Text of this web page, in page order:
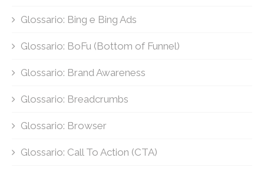
Glossario: Bing e Bing Ads
Glossario: BoFu (Bottom of Funnel)
Glossario: Brand Awareness
Glossario: Breadcrumbs
Glossario: Browser
Glossario: Call To Action (CTA)